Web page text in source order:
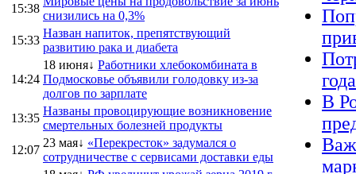
15:38
снизились на 0,3%
15:33
Назван напиток, препятствующий
развитию рака и диабета
14:24
18 июня↓ Работники хлебокомбината в
Подмосковье объявили голодовку из-за
долгов по зарплате
13:35
Названы провоцирующие возникновение
смертельных болезней продукты
12:07
23 мая↓ «Перекресток» задумался о
сотрудничестве с сервисами доставки еды
В